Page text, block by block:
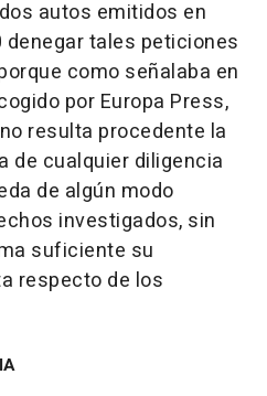
autos emitidos en
denegar tales peticiones
como señalaba en
por Europa Press,
resulta procedente la
de cualquier diligencia
de algún modo
investigados, sin
suficiente su
respecto de los